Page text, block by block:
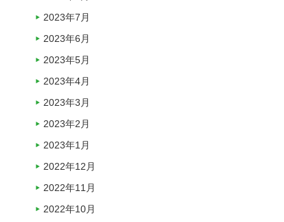
2023年7月
2023年6月
2023年5月
2023年4月
2023年3月
2023年2月
2023年1月
2022年12月
2022年11月
2022年10月